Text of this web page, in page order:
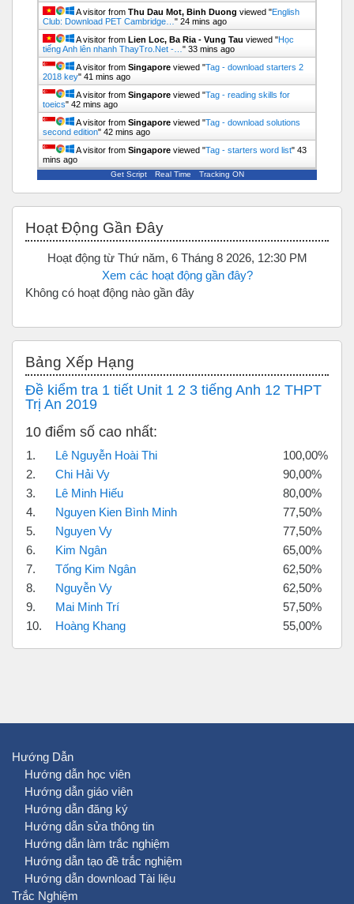
A visitor from Thu Dau Mot, Binh Duong viewed "English
Club: Download PET Cambridge… " 24 mins ago
A visitor from Lien Loc, Ba Ria - Vung Tau viewed "Học
tiếng Anh lên nhanh ThayTro.Net -… " 33 mins ago
A visitor from Singapore viewed "Tag - download starters 2
2018 key" 41 mins ago
A visitor from Singapore viewed "Tag - reading skills for
toeics" 42 mins ago
A visitor from Singapore viewed "Tag - download solutions
second edition" 42 mins ago
A visitor from Singapore viewed "Tag - starters word list" 43
mins ago
Get Script Real Time Tracking ON
Hoạt Động Gần Đây
Hoạt động từ Thứ năm, 6 Tháng 8 2026, 12:30 PM
Xem các hoạt động gần đây?
Không có hoạt động nào gần đây
Bảng Xếp Hạng
Đề kiểm tra 1 tiết Unit 1 2 3 tiếng Anh 12 THPT
Trị An 2019
10 điểm số cao nhất:
1. Lê Nguyễn Hoài Thi
100,00%
2.
Chi Hải Vy
90,00%
3.
Lê Minh Hiếu
80,00%
4.
Nguyen Kien Bình Minh
77,50%
5.
Nguyen Vy
77,50%
6.
Kim Ngân
65,00%
7.
Tống Kim Ngân
62,50%
8.
Nguyễn Vy
62,50%
9.
Mai Minh Trí
57,50%
10.
Hoàng Khang 55,00%
Hướng Dẫn
Hướng dẫn học viên
Hướng dẫn giáo viên
Hướng dẫn đăng ký
Hướng dẫn sửa thông tin
Hướng dẫn làm trắc nghiệm
Hướng dẫn tạo đề trắc nghiệm
Hướng dẫn download Tài liệu
Trắc Nghiệm